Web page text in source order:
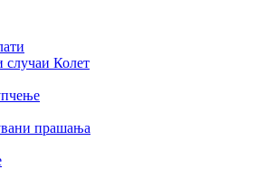
случаи Колет
прашања